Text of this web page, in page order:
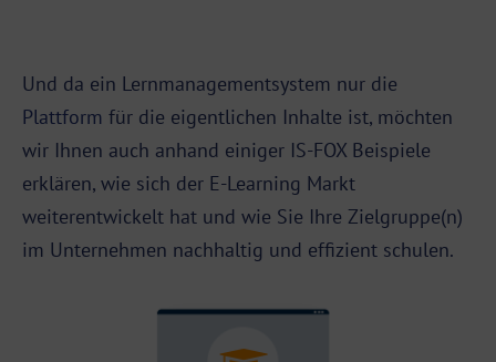
Und da ein Lernmanagementsystem nur die
Plattform für die eigentlichen Inhalte ist, möchten
wir Ihnen auch anhand einiger IS-FOX Beispiele
erklären, wie sich der E-Learning Markt
weiterentwickelt hat und wie Sie Ihre Zielgruppe(n)
im Unternehmen nachhaltig und effizient schulen.